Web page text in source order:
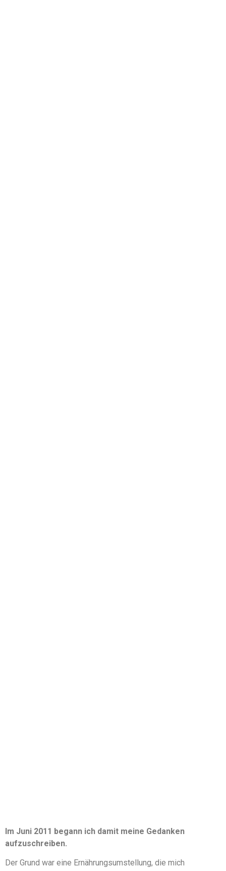
Im Juni 2011 begann ich damit meine Gedanken
aufzuschreiben.
Der Grund war eine Ernährungsumstellung, die mich